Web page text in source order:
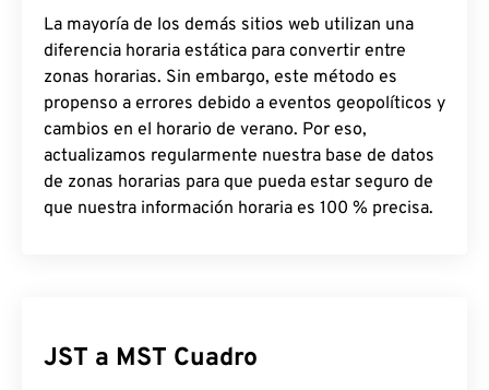
La mayoría de los demás sitios web utilizan una
diferencia horaria estática para convertir entre
zonas horarias. Sin embargo, este método es
propenso a errores debido a eventos geopolíticos y
cambios en el horario de verano. Por eso,
actualizamos regularmente nuestra base de datos
de zonas horarias para que pueda estar seguro de
que nuestra información horaria es 100 % precisa.
JST a MST Cuadro